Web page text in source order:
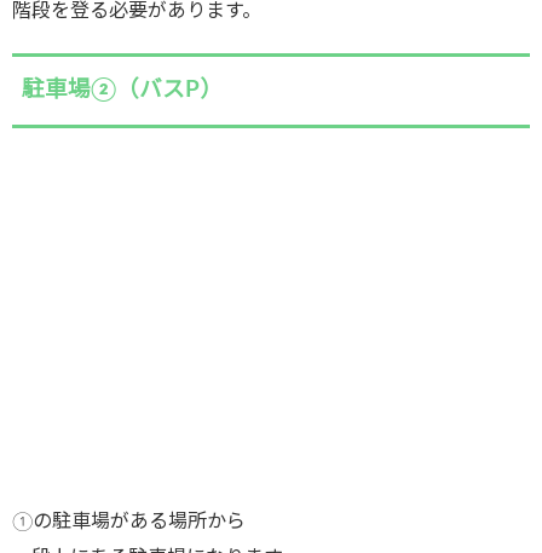
階段を登る必要があります。
駐車場②（バスP）
①の駐車場がある場所から